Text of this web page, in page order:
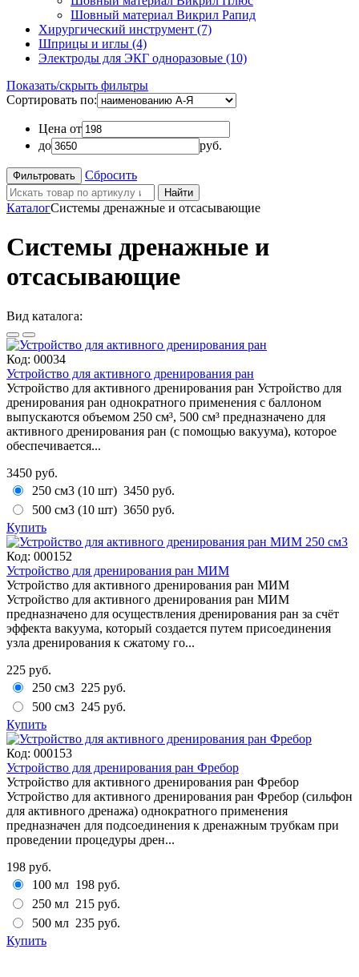
Шовный материал Викрил Рапид
Хирургический инструмент (7)
Шприцы и иглы (4)
Электроды для ЭКГ одноразовые (10)
Показать/скрыть фильтры
Сортировать по:
Цена от
до
руб.
Сбросить
Найти
КаталогСистемы дренажные и отсасывающие
Системы дренажные и
отсасывающие
Вид каталога:
Код: 00034
Устройство для активного дренирования ран
Устройство для активного дренирования ран Устройство для
дренирования ран однократного применения с баллоном
выпускаются объемом 250 см³, 500 см³ предназначено для
активного дренирования ран (с помощью вакуума), которое
обеспечивается...
3450 руб.
250 см3 (10 шт) 3450 руб.
500 см3 (10 шт) 3650 руб.
Купить
Код: 000152
Устройство для дренирования ран МИМ
Устройство для активного дренирования ран МИМ
Устройство для активного дренирования ран МИМ
предназначено для осуществления дренирования ран за счёт
эффекта вакуума, который создается путем присоединения
узла дренирования к сжатому го...
225 руб.
250 см3 225 руб.
500 см3 245 руб.
Купить
Код: 000153
Устройство для дренирования ран Фребор
Устройство для активного дренирования ран Фребор
Устройство для активного дренирования ран Фребор (cильфон
для активного дренажа) однократного применения
предназначен для подсоединения к дренажным трубкам при
проведении процедуры дрен...
198 руб.
100 мл 198 руб.
250 мл 215 руб.
500 мл 235 руб.
Купить